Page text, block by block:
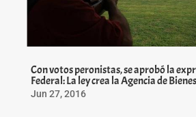
Con votos peronistas, se aprobó la
Federal: La ley crea la Agencia de
Jun 27, 2016